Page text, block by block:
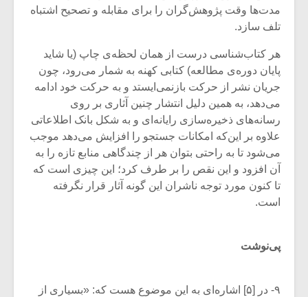
مدت‌ها وقت پژوهش‌گران را برای مقابله و تصحیح اشتباه
تلف سازد.
هر کتاب‌شناسی درست از همان لحظه‌ی چاپ (یا شاید
پایان دوره‌ی مطالعه) کتابی کهنه به شمار می‌رود، چون
جریان نشر از حرکت بازنمی‌ایستد و به حرکت خود ادامه
می‌دهد، به همین دلیل انتشار چنین آثاری بر روی
رسانه‌های ذخیره‌سازی رایانه‌ای و به شکل بانک اطلاعاتی
علاوه بر این‌که امکانات جستجو را افزایش می‌دهد موجب
می‌شود تا به راحتی بتوان هر از چندگاهی منابع تازه را به
آن افزود و این نقص را بر طرف کرد؛ این چیزی است که
تا کنون مورد توجه ناشران این گونه آثار قرار نگرفته
است.
پی‌نوشت
۹- در [۵] اشاره‌ای به این موضوع هست که: «بسیاری از
یادداشتی بر موسیقی
اگر نمی توانی
مشهورترین باشی،
بدنام ترین باش
دوره
برگزار